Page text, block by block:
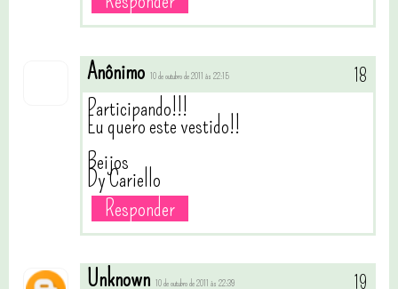
Anônimo 10 de outubro de 2011 às 22:15
Participando!!!
Eu quero este vestido!!
Beijos
Dy Cariello
Responder
Unknown 10 de outubro de 2011 às 22:39